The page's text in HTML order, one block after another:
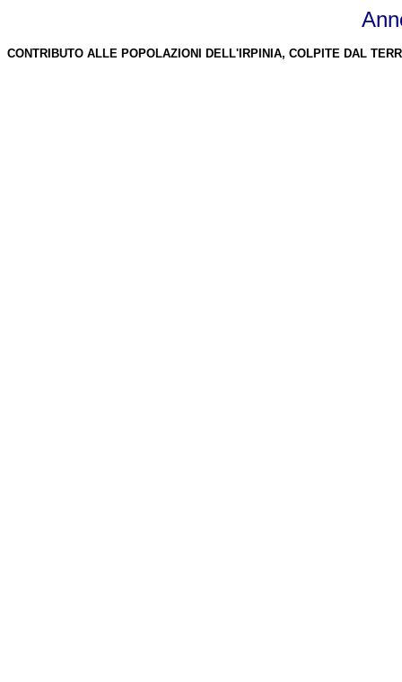
CONTRIBUTO ALLE POPOLAZIONI DELL'IRPINIA, COLPITE DAL